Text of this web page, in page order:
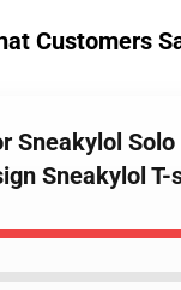
Customers
Sneakylol Solo
Sneakylol T-